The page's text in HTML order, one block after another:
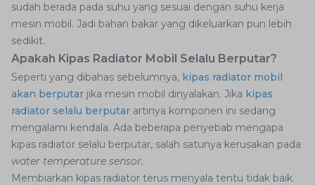
sudah berada pada suhu yang sesuai dengan suhu kerja
mesin mobil. Jadi bahan bakar yang dikeluarkan pun lebih
sedikit.
Apakah Kipas Radiator Mobil Selalu Berputar?
Seperti yang dibahas sebelumnya, kipas radiator mobil
akan berputar jika mesin mobil dinyalakan. Jika kipas
radiator selalu berputar artinya komponen ini sedang
mengalami kendala. Ada beberapa penyebab mengapa
kipas radiator selalu berputar, salah satunya kerusakan pada
water temperature sensor.
Membiarkan kipas radiator terus menyala tentu tidak baik.